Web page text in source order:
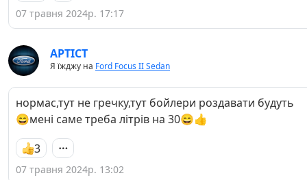
07 травня 2024р. 17:17
APTICT
Я їжджу на Ford Focus II Sedan
нормас,тут не гречку,тут бойлери роздавати будуть
😄мені саме треба літрів на 30😄👍
3
07 травня 2024р. 13:02